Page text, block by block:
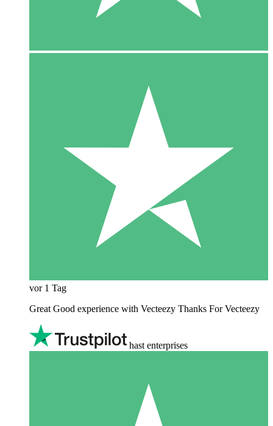
vor 1 Tag
Great Good experience with Vecteezy Thanks For Vecteezy
hast enterprises